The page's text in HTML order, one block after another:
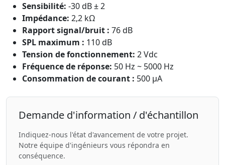
Sensibilité: -30 dB ± 2
Impédance: 2,2 kΩ
Rapport signal/bruit : 76 dB
SPL maximum : 110 dB
Tension de fonctionnement: 2 Vdc
Fréquence de réponse: 50 Hz ~ 5000 Hz
Consommation de courant : 500 μA
Demande d'information / d'échantillon
Indiquez-nous l'état d'avancement de votre projet.
Notre équipe d'ingénieurs vous répondra en
conséquence.